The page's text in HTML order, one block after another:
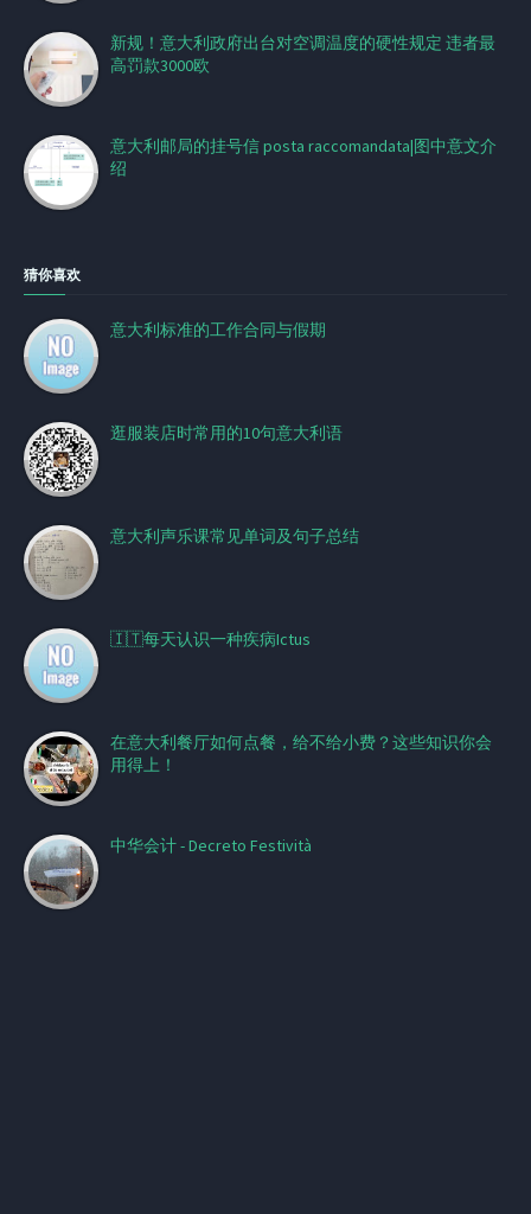
新规！意大利政府出台对空调温度的硬性规定 违者最
高罚款3000欧
意大利邮局的挂号信 posta raccomandata|图中意文介
绍
猜你喜欢
意大利标准的工作合同与假期
逛服装店时常用的10句意大利语
意大利声乐课常见单词及句子总结
🇮🇹每天认识一种疾病Ictus
在意大利餐厅如何点餐，给不给小费？这些知识你会
用得上！
中华会计 - Decreto Festività